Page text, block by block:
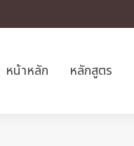
หน้าหลัก หลักสูตร